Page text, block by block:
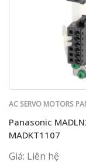
AC SERVO MOTORS
Panasonic
MADKT1107
Giá: Liên hệ